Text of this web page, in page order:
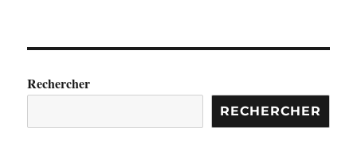
Rechercher
RECHERCHER